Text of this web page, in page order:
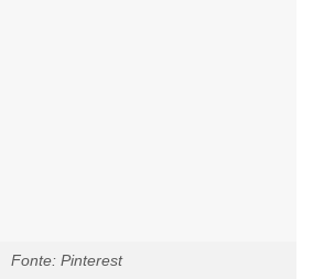
Fonte: Pinterest